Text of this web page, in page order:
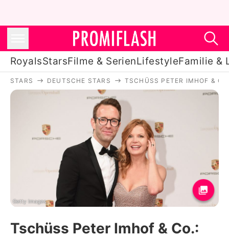
RoyalsStarsFilme & SerienLifestyleFamilie &
Royals
Stars
Filme & Serien
Lifestyle
Familie & Liebe
Promiflash Exklusiv
Alle Themen auf Promiflash
STARS DEUTSCHE STARS TSCHÜSS PETER IMHOF &
Getty Images
Tschüss Peter Imhof & Co.: